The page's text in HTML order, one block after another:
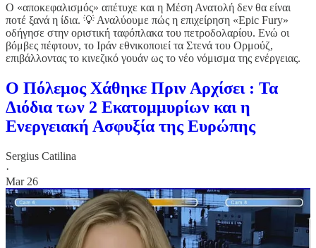
Ο «αποκεφαλισμός» απέτυχε και η Μέση Ανατολή δεν θα είναι
ποτέ ξανά η ίδια. 💡 Αναλύουμε πώς η επιχείρηση «Epic Fury»
οδήγησε στην οριστική ταφόπλακα του πετροδολαρίου. Ενώ οι
βόμβες πέφτουν, το Ιράν εθνικοποιεί τα Στενά του Ορμούζ,
επιβάλλοντας το κινεζικό γουάν ως το νέο νόμισμα της ενέργειας.
Ο Πόλεμος Χάθηκε Πριν Αρχίσει : Τα
Διόδια των 2 Εκατομμυρίων και η
Ενεργειακή Ασφυξία της Ευρώπης
Sergius Catilina
·
Mar 26